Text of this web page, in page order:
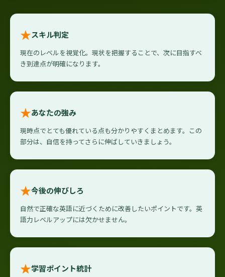
★スキル判定
現在のレベルを視覚化。現状を把握することで、次に目指すべ
き到達点が明確になります。
★あなたの強み
現時点でとても優れている点も分かりやすくまとめます。この
部分は、自信を持ってさらに伸ばしていきましょう。
★今後の伸びしろ
自然で正確な英語に近づくために改善したいポイントです。英
語力レベルアップには欠かせません。
★学習ポイント統計